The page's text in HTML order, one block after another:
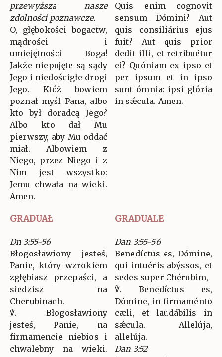
przewyższa nasze
zdolności poznawcze.
O, głębokości bogactw,
mądrości i
umiejętności Boga!
Jakże niepojęte są sądy
Jego i niedościgłe drogi
Jego. Któż bowiem
poznał myśl Pana, albo
kto był doradcą Jego?
Albo kto dał Mu
pierwszy, aby Mu oddać
miał. Albowiem z
Niego, przez Niego i z
Nim jest wszystko:
Jemu chwała na wieki.
Amen.
Quis enim cognovit
sensum Dómini? Aut
quis consiliárius ejus
fuit? Aut quis prior
dedit illi, et retribuétur
ei? Quóniam ex ipso et
per ipsum et in ipso
sunt ómnia: ipsi glória
in sǽcula. Amen.
GRADUAŁ GRADUALE
Dn 3:55-56
Błogosławiony jesteś,
Panie, który wzrokiem
zgłębiasz przepaści, a
siedzisz na
Cherubinach.
℣. Błogosławiony
jesteś, Panie, na
firmamencie niebios i
chwalebny na wieki.
Dan 3:55-56
Benedíctus es, Dómine,
qui intuéris abýssos, et
sedes super Chérubim,
℣. Benedíctus es,
Dómine, in firmaménto
cæli, et laudábilis in
sǽcula. Allelúja,
allelúja.
Dan 3:52